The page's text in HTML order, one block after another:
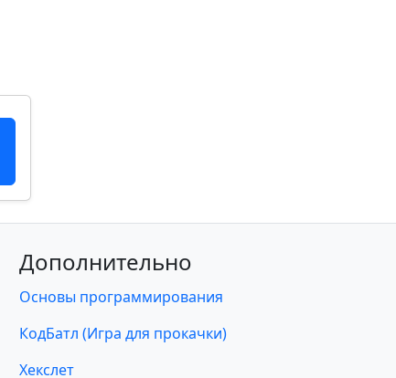
Дополнительно
Основы программирования
КодБатл (Игра для прокачки)
Хекслет